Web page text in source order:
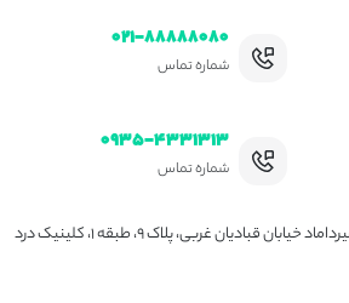
۰۲۱-۸۸۸۸۸۰۸۰
شماره تماس
۰۹۳۵-۴۳۳۱۳۱۳
شماره تماس
تهران، جردن، بعد از میرداماد خیابان قبادیان غربی، پلاک ۹، طبقه ۱، کلینیک درد